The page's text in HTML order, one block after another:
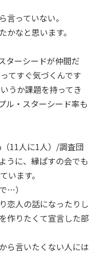
言っていない。
なと思います。
ターシードが仲間だ
てすぐ気づくんです
うか課題を持ってき
ル・スターシード率も
11人に1人）/調査団
うに、縁ぱすの会でも
います。
…）
恋人の話になったりし
作りたくて宣言した部
ら言いたくない人には